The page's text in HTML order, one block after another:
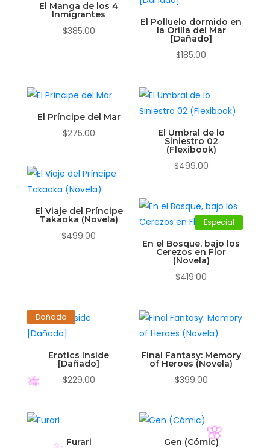
El Manga de los 4
Inmigrantes
$385.00
El Polluelo dormido en
la Orilla del Mar
[Dañado]
$185.00
El Príncipe del Mar
$275.00 El Umbral de lo
Siniestro 02
(Flexibook)
$499.00
El Viaje del Príncipe
Takaoka (Novela)
$499.00
Especial
En el Bosque, bajo los
Cerezos en Flor
(Novela)
$419.00
Dañado
Erotics Inside
[Dañado]
$229.00
Final Fantasy: Memory
of Heroes (Novela)
$399.00
Furari Gen (Cómic)